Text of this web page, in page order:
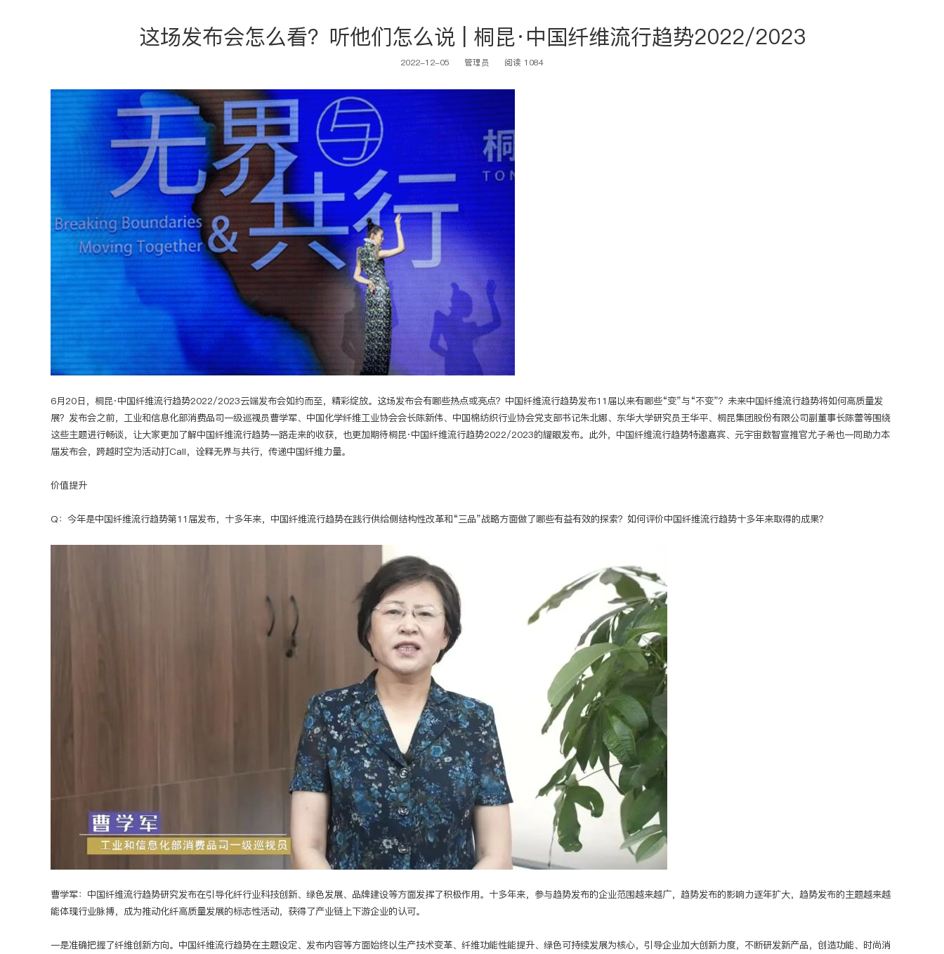
这场发布会怎么看？听他们怎么说 | 桐昆·中国纤维流行趋势2022/2023
2022-12-05 管理员 阅读 1084
6月20日，桐昆·中国纤维流行趋势2022/2023云端发布会如约而至，精彩绽放。这场发布会有哪些热点或亮点？中国纤维流行趋势发布11届以来有哪些“变”与“不变”？未来中国纤维流行趋势将如何高质量发
展？发布会之前，工业和信息化部消费品司一级巡视员曹学军、中国化学纤维工业协会会长陈新伟、中国棉纺织行业协会党支部书记朱北娜、东华大学研究员王华平、桐昆集团股份有限公司副董事长陈蕾等围绕
这些主题进行畅谈，让大家更加了解中国纤维流行趋势一路走来的收获，也更加期待桐昆·中国纤维流行趋势2022/2023的耀眼发布。此外，中国纤维流行趋势特邀嘉宾、元宇宙数智宣推官尤子希也一同助力本
届发布会，跨越时空为活动打Call，诠释无界与共行，传递中国纤维力量。
价值提升
Q：今年是中国纤维流行趋势第11届发布，十多年来，中国纤维流行趋势在践行供给侧结构性改革和“三品”战略方面做了哪些有益有效的探索？如何评价中国纤维流行趋势十多年来取得的成果？
曹学军：中国纤维流行趋势研究发布在引导化纤行业科技创新、绿色发展、品牌建设等方面发挥了积极作用。十多年来，参与趋势发布的企业范围越来越广，趋势发布的影响力逐年扩大，趋势发布的主题越来越
能体现行业脉搏，成为推动化纤高质量发展的标志性活动，获得了产业链上下游企业的认可。
一是准确把握了纤维创新方向。中国纤维流行趋势在主题设定、发布内容等方面始终以生产技术变革、纤维功能性能提升、绿色可持续发展为核心，引导企业加大创新力度，不断研发新产品，创造功能、时尚消